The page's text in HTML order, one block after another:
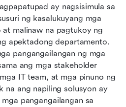
ay nagsisimula sa
ng kasalukuyang mga
apektadong departamento.
pangangailangan ng mga
ang mga stakeholder
IT team, at mga pinuno ng
na ang napiling solusyon ay
pangangailangan sa